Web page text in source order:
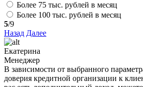
Более 75 тыс. рублей в месяц
Более 100 тыс. рублей в месяц
5/9
Назад Далее
Екатерина
Менеджер
В зависимости от выбранного
доверия кредитной организации к